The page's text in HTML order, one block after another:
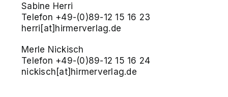
Sabine Herri
Telefon +49-(0)89-12 15 16 23
herri[at]hirmerverlag.de
Merle Nickisch
Telefon +49-(0)89-12 15 16 24
nickisch[at]hirmerverlag.de